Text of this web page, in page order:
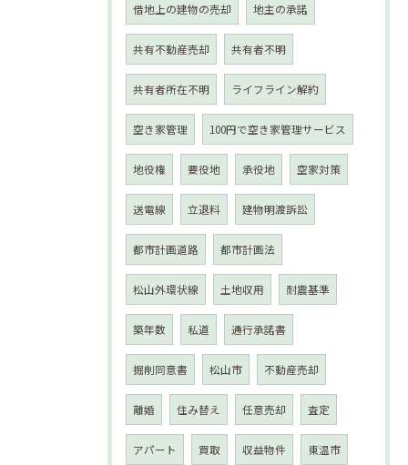
借地上の建物の売却 地主の承諾
共有不動産売却 共有者不明
共有者所在不明 ライフライン解約
空き家管理 100円で空き家管理サービス
地役権 要役地 承役地 空家対策
送電線 立退料 建物明渡訴訟
都市計画道路 都市計画法
松山外環状線 土地収用 耐震基準
築年数 私道 通行承諾書
掘削同意書 松山市 不動産売却
離婚 住み替え 任意売却 査定
アパート 買取 収益物件 東温市